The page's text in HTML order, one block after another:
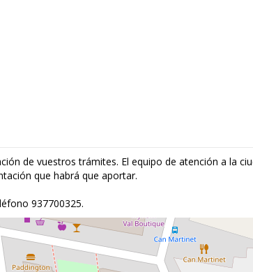
de vuestros trámites. El equipo de atención a la
que habrá que aportar.
937700325.